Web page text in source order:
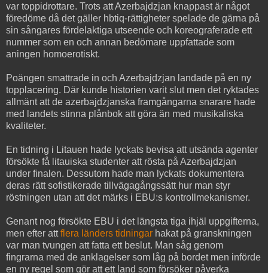
var toppidrottare. Trots att Azerbajdzjan knappast är något
föredöme då det gäller hbtiq-rättigheter spelade de gärna på
sin sångares fördelaktiga utseende och koreograferade ett
nummer som en och annan bedömare uppfattade som
aningen homoerotiskt.
Poängen smattrade in och Azerbajdzjan landade på en ny
topplacering. Där kunde historien varit slut men det ryktades
allmänt att de azerbajdzjanska framgångarna snarare hade
med landets stinna plånbok att göra än med musikaliska
kvaliteter.
En tidning i Litauen hade lyckats bevisa att utsända agenter
försökte få litauiska studenter att rösta på Azerbajdzjan
under finalen. Dessutom hade man lyckats dokumentera
deras rätt sofistikerade tillvägagångssätt hur man styr
röstningen utan att det märks i EBU:s kontrollmekanismer.
Genant nog försökte EBU i det längsta tiga ihjäl uppgifterna,
men efter attflera länders tidningar hakat på granskningen
var man tvungen att fatta ett beslut. Man såg genom
fingrarna med de anklagelser som låg på bordet men införde
en ny regel som gör att ett land som försöker påverka